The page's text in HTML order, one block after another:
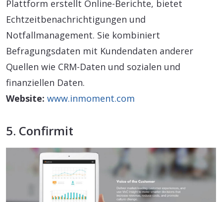
Plattform erstellt Online-Berichte, bietet
Echtzeitbenachrichtigungen und
Notfallmanagement. Sie kombiniert
Befragungsdaten mit Kundendaten anderer
Quellen wie CRM-Daten und sozialen und
finanziellen Daten.
Website: www.inmoment.com
5. Confirmit